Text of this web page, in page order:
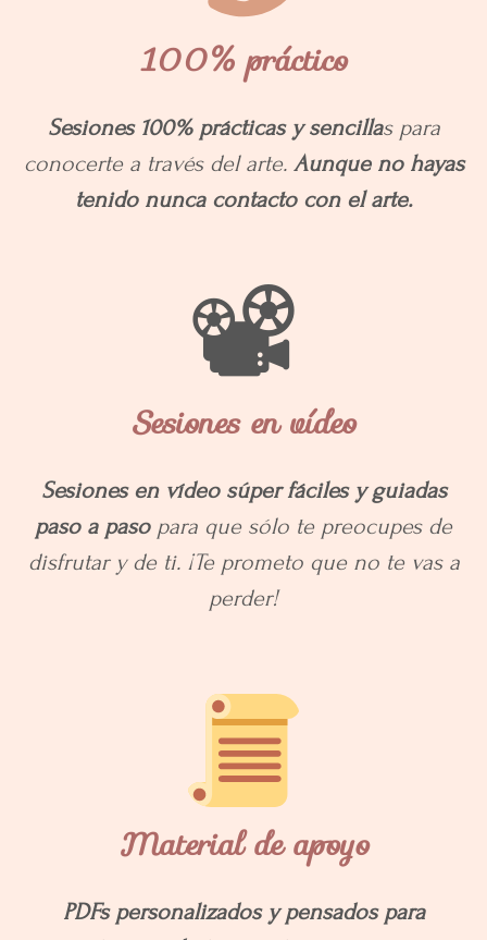
100% práctico
Sesiones 100% prácticas y sencillas para
conocerte a través del arte. Aunque no hayas
tenido nunca contacto con el arte.
📽
Sesiones en vídeo
Sesiones en vídeo súper fáciles y guiadas
paso a pasopara que sólo te preocupes de
disfrutar y de ti. ¡Te prometo que no te vas a
perder!
Material de apoyo
PDFs personalizados y pensados para